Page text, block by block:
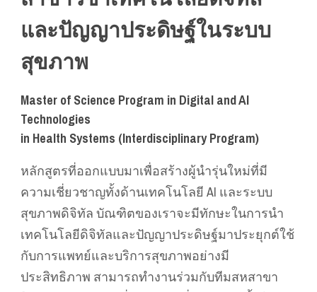
และปัญญาประดิษฐ์ในระบบ
สุขภาพ
Master of Science Program in Digital and AI
Technologies
in Health Systems (Interdisciplinary Program)
หลักสูตรที่ออกแบบมาเพื่อสร้างผู้นำรุ่นใหม่ที่มี
ความเชี่ยวชาญทั้งด้านเทคโนโลยี AI และระบบ
สุขภาพดิจิทัล บัณฑิตของเราจะมีทักษะในการนำ
เทคโนโลยีดิจิทัลและปัญญาประดิษฐ์มาประยุกต์ใช้
กับการแพทย์และบริการสุขภาพอย่างมี
ประสิทธิภาพ สามารถทำงานร่วมกับทีมสหสาขา